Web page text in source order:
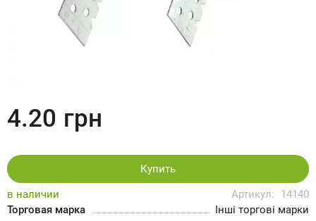
в наличии Артикул:
14140
Торговая марка
Інші торгові марки
4.20 грн
Купить